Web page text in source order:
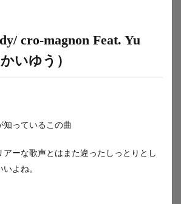
cro-magnon Feat. Yu
いゆう）
知っているこの曲
アーな歌声とはまた違ったしっとりとし
よね。